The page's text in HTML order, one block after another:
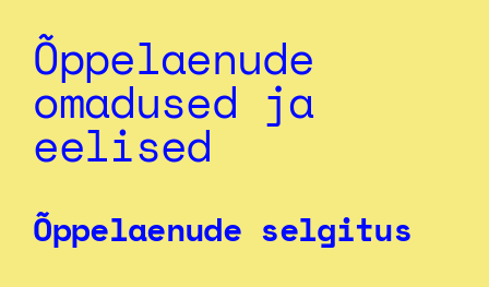
Õppelaenude
omadused ja
eelised
Õppelaenude selgitus